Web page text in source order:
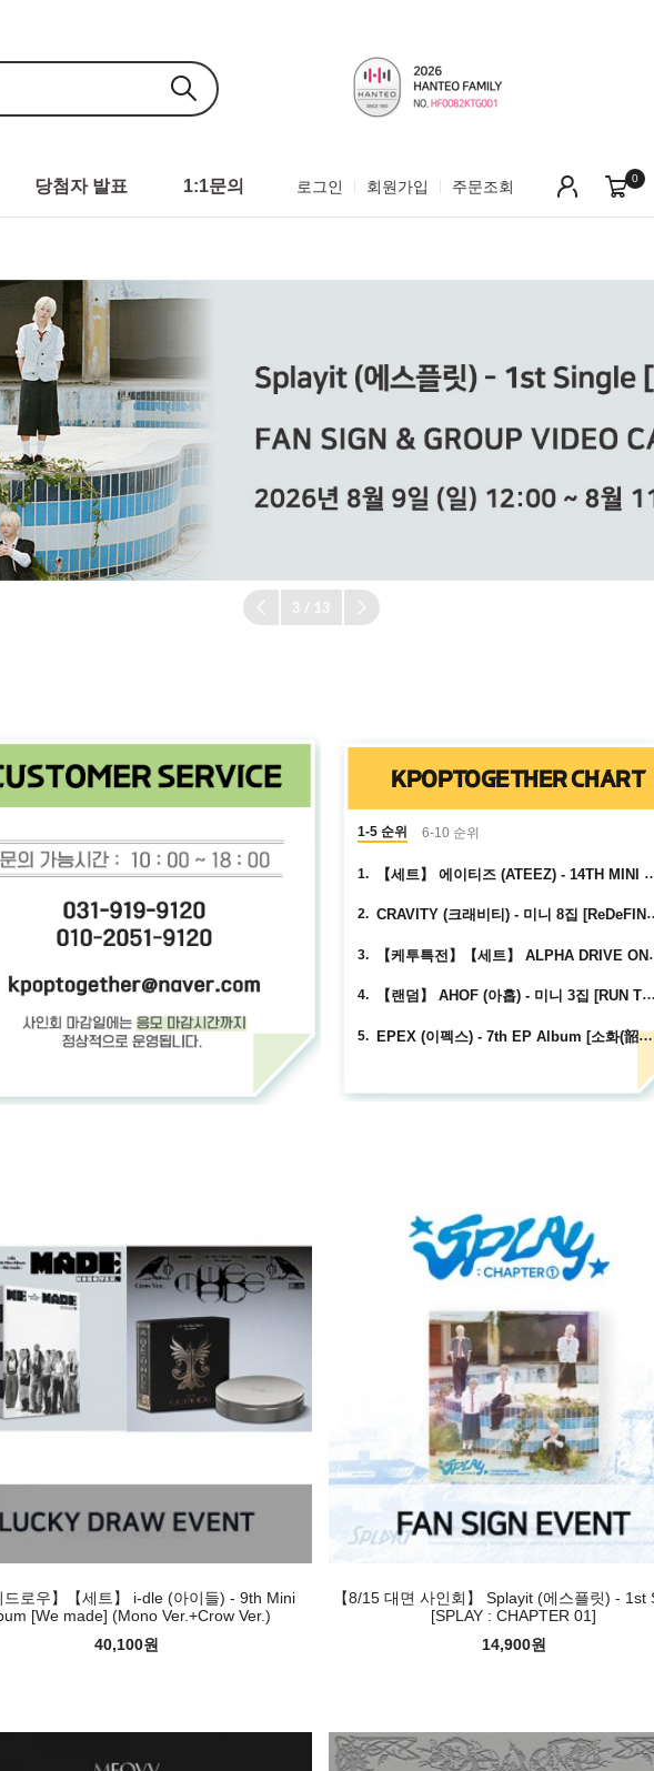
당첨자 발표 1:1문의 로그인 회원가입 주문조회 0
3 / 13
KPOPTOGETHER CHART
1-5 순위 6-10 순위
1. 【세트】 에이티즈 (ATEEZ) - 14TH
2. CRAVITY (크래비티) -
3. 【케투특전】【세트】 ALPHA
4. 【랜덤】 AHOF (아홉) - 미니 3집 [RUN TO YOU]
5. EPEX (이펙스) - 7th EP Album [소화(韶華) : Epilogue] (Eighth Piece ver.)
드로우】【세트】 i-dle (아이들) - 9th Mini
[We made] (Mono Ver.+Crow Ver.)
40,100원
【8/15 대면 사인회】 Splayit (에스플릿) - 1st
[SPLAY : CHAPTER 01]
14,900원